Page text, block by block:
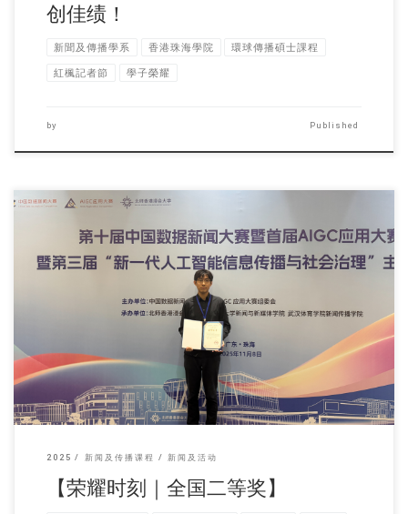
创佳绩！
新聞及傳播學系 香港珠海學院 環球傳播碩士課程
紅楓記者節 學子榮耀
by Published
第十届中国数据新闻大 […]
2025 新闻及传播课程 新闻及活动
【荣耀时刻｜全国二等奖】